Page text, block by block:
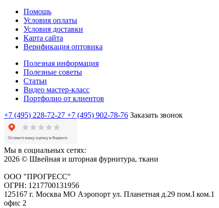
Помощь
Условия оплаты
Условия доставки
Карта сайта
Верификация оптовика
Полезная информация
Полезные советы
Статьи
Видео мастер-класс
Портфолио от клиентов
+7 (495) 228-72-27 +7 (495) 902-78-76 Заказать звонок
Мы в социальных сетях:
2026 © Швейная и шторная фурнитура, ткани
ООО "ПРОГРЕСС"
ОГРН: 1217700131956
125167 г. Москва МО Аэропорт ул. Планетная д.29 пом.I ком.1
офис 2